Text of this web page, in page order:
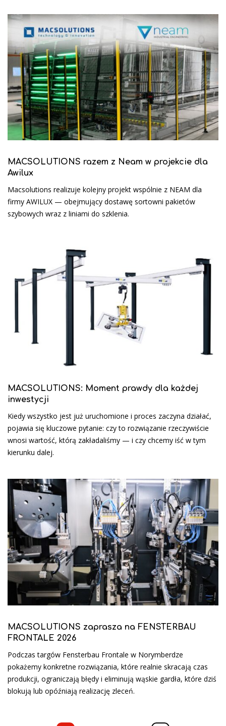
MACSOLUTIONS razem z Neam w projekcie dla
Awilux
Macsolutions realizuje kolejny projekt wspólnie z NEAM dla
firmy AWILUX — obejmujący dostawę sortowni pakietów
szybowych wraz z liniami do szklenia.
MACSOLUTIONS: Moment prawdy dla każdej
inwestycji
Kiedy wszystko jest już uruchomione i proces zaczyna działać,
pojawia się kluczowe pytanie: czy to rozwiązanie rzeczywiście
wnosi wartość, którą zakładaliśmy — i czy chcemy iść w tym
kierunku dalej.
MACSOLUTIONS zaprasza na FENSTERBAU
FRONTALE 2026
Podczas targów Fensterbau Frontale w Norymberdze
pokażemy konkretne rozwiązania, które realnie skracają czas
produkcji, ograniczają błędy i eliminują wąskie gardła, które dziś
blokują lub opóźniają realizację zleceń.